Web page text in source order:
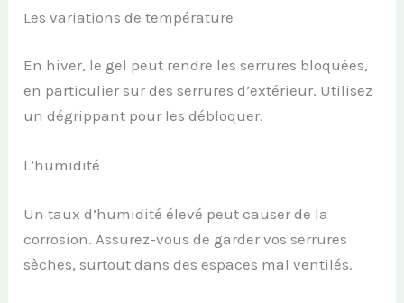
Les variations de température
En hiver, le gel peut rendre les serrures bloquées,
en particulier sur des serrures d’extérieur. Utilisez
un dégrippant pour les débloquer.
L’humidité
Un taux d’humidité élevé peut causer de la
corrosion. Assurez-vous de garder vos serrures
sèches, surtout dans des espaces mal ventilés.